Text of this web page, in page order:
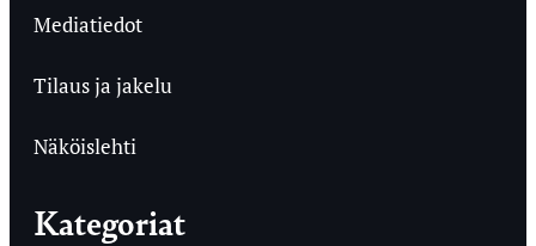
Mediatiedot
Tilaus ja jakelu
Näköislehti
Kategoriat